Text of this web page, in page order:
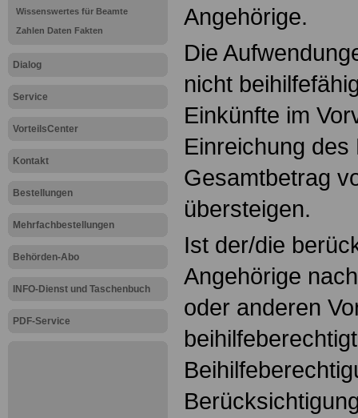
Wissenswertes für Beamte
Zahlen Daten Fakten
Dialog
Service
VorteilsCenter
Kontakt
Bestellungen
Mehrfachbestellungen
Behörden-Abo
INFO-Dienst und Taschenbuch
PDF-Service
Angehörige.
Die
nicht
Einkünfte im
Einreichung
Gesamtbetrag
übersteigen.
Ist der/die
Angehörige
oder anderen